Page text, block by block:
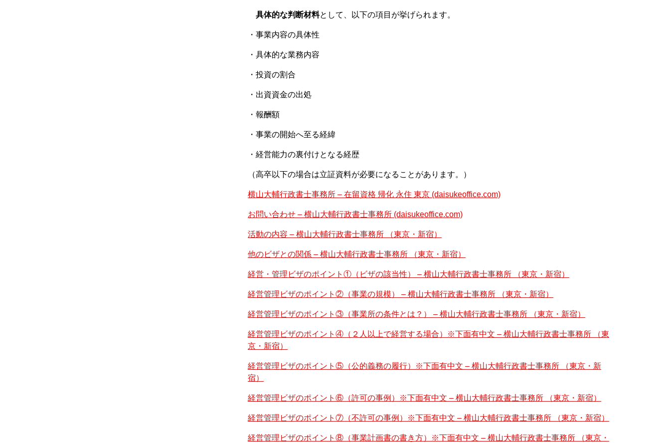
具体的な判断材料として、以下の項目が挙げられます。
・事業内容の具体性
・具体的な業務内容
・投資の割合
・出資資金の出処
・報酬額
・事業の開始へ至る経緯
・経営能力の裏付けとなる経歴
（高卒以下の場合は立証資料が必要になることがあります。）
横山大輔行政書士事務所 – 在留資格 帰化 永住 東京 (daisukeoffice.com)
お問い合わせ – 横山大輔行政書士事務所 (daisukeoffice.com)
活動の内容 – 横山大輔行政書士事務所 （東京・新宿）
他のビザとの関係 – 横山大輔行政書士事務所 （東京・新宿）
経営・管理ビザのポイント①（ビザの該当性） – 横山大輔行政書士事務所 （東京・新宿）
経営管理ビザのポイント②（事業の規模） – 横山大輔行政書士事務所 （東京・新宿）
経営管理ビザのポイント③（事業所の条件とは？） – 横山大輔行政書士事務所 （東京・新宿）
経営管理ビザのポイント④（２人以上で経営する場合）※下面有中文 – 横山大輔行政書士事務所 （東
京・新宿）
経営管理ビザのポイント⑤（公的義務の履行）※下面有中文 – 横山大輔行政書士事務所 （東京・新
宿）
経営管理ビザのポイント⑥（許可の事例）※下面有中文 – 横山大輔行政書士事務所 （東京・新宿）
経営管理ビザのポイント⑦（不許可の事例）※下面有中文 – 横山大輔行政書士事務所 （東京・新宿）
経営管理ビザのポイント⑧（事業計画書の書き方）※下面有中文 – 横山大輔行政書士事務所 （東京・